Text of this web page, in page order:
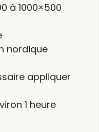
à 1000×500
nordique
appliquer
1 heure